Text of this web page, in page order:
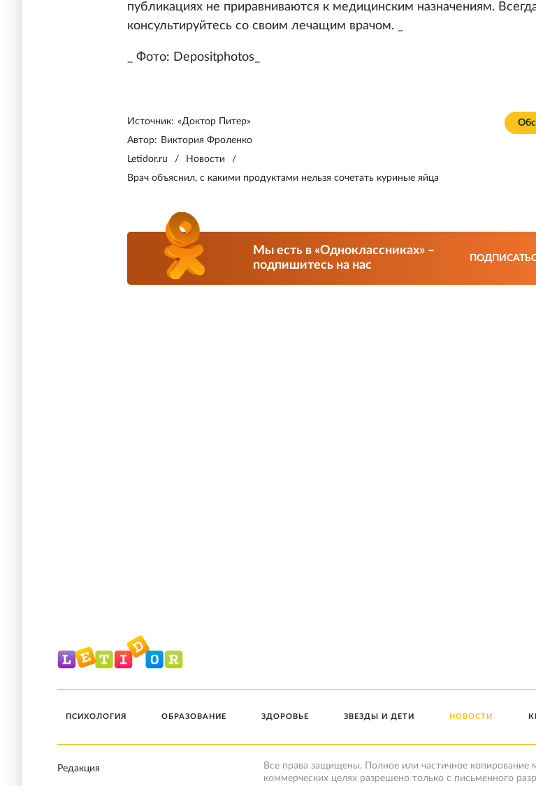
публикациях не приравниваются к медицинским назначениям.
консультируйтесь со своим лечащим врачом. _
_ Фото: Depositphotos_
Источник: «Доктор Питер»
Автор: Виктория Фроленко
Letidor.ru
/ Новости
/
Врач объяснил, с какими продуктами нельзя сочетать куриные яйца
Мы есть в «Одноклассниках» –
подпишитесь на нас
ПСИХОЛОГИЯ ОБРАЗОВАНИЕ ЗДОРОВЬЕ ЗВЕЗДЫ И ДЕТИ НОВОСТИ
Редакция
Все права защищены. Полное или частичное копирование
коммерческих целях разрешено только с письменного